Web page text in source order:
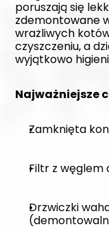
poruszają się
zdemontowane
wrażliwych
czyszczeniu, a
wyjątkowo
Najważniejsze
Zamknięta
Filtr z
Drzwiczki